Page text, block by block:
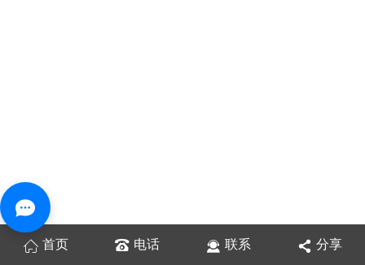
首页 电话 联系 分享